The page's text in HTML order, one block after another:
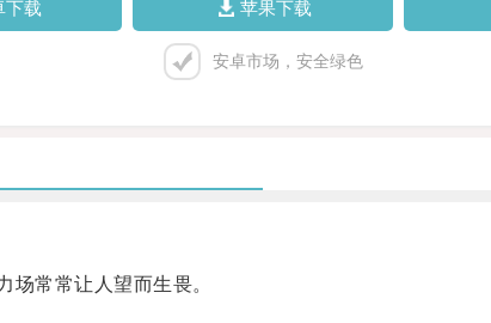
下载 苹果下载
安卓市场，安全绿色
常常让人望而生畏。